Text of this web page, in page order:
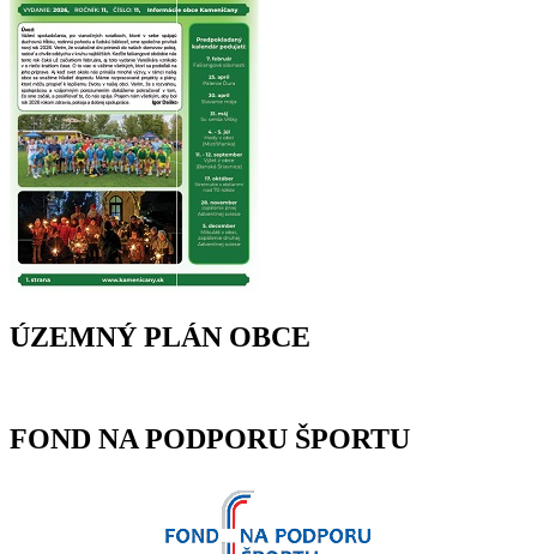
ÚZEMNÝ PLÁN OBCE
FOND NA PODPORU ŠPORTU